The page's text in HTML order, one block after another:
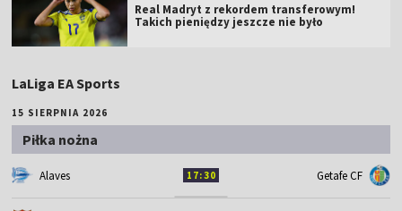
Real Madryt z rekordem transferowym!
Takich pieniędzy jeszcze nie było
LaLiga EA Sports
15 SIERPNIA 2026
Piłka nożna
Alaves 17:30 Getafe CF